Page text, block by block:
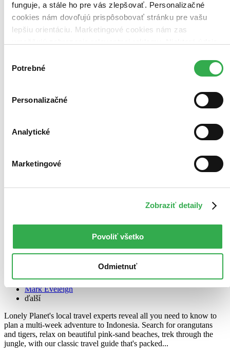
funguje, a stále ho pre vás zlepšovať. Personalizačné
cookies nám dovoľujú prispôsobovať stránku pre vašu
lepšiu orientáciu. Marketingové cookies nám zas
keby sme mohli používať všetky tieto cookies. Ďakujeme!
súhlasu
Potrebné
Personalizačné
Analytické
Marketingové
Zobraziť detaily
Povoliť všetko
Odmietnuť
Lonely Planet Indonesia
Lonely Planet
Jade Bremner
Mark Eveleigh
ďalší
Lonely Planet's local travel experts reveal all you need to know to
plan a multi-week adventure to Indonesia. Search for orangutans
and tigers, relax on beautiful pink-sand beaches, trek through the
jungle, with our classic travel guide that's packed...